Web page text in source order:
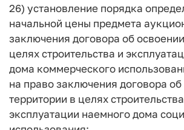
26) установление порядка
начальной цены предмета
заключения договора об
целях строительства и
дома коммерческого
на право заключения договора
территории в целях
эксплуатации наемного дома